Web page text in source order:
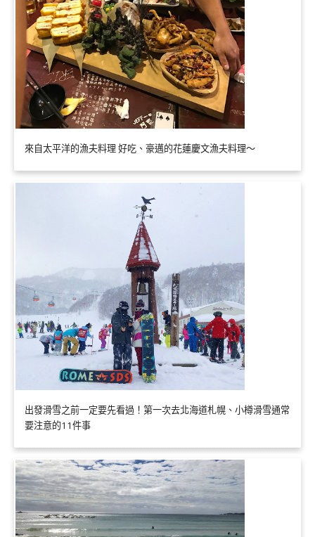
來自太平洋的漁夫料理 好吃、豪邁的花蓮慶文漁夫料理～
出發滑雪之前一定要先看過！第一次去北海道札幌、小樽滑雪通常
要注意的11件事